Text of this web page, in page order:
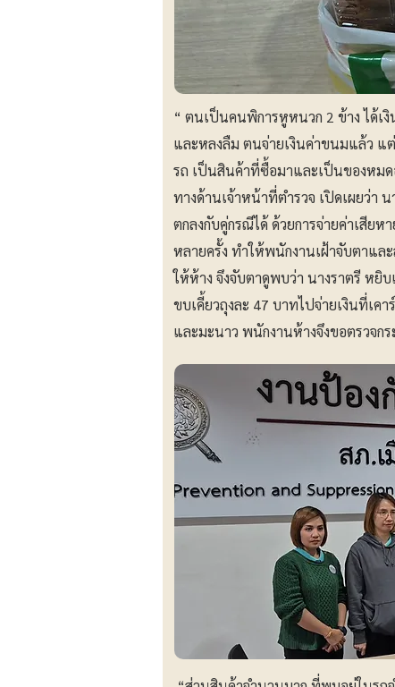
“ ตนเป็นคนพิการหูหนวก 2 ข้าง ได้เ
และหลงลืม ตนจ่ายเงินค่าขนมแล้ว แ
รถ เป็นสินค้าที่ซื้อมาและเป็นของหม
ทางด้านเจ้าหน้าที่ตำรวจ เปิดเผยว่า
ตกลงกับคู่กรณีได้ ด้วยการจ่ายค่าเสีย
หลายครั้ง ทำให้พนักงานเฝ้าจับตาแล
ให้ห้าง จึงจับตาดูพบว่า นางราตรี หยิ
ขบเคี้ยวถุงละ 47 บาทไปจ่ายเงินที่เค
และมะนาว พนักงานห้างจึงขอตรวจก